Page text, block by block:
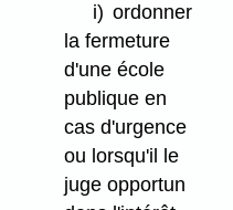
i) ordonner
la fermeture
d'une école
publique en
cas d'urgence
ou lorsqu'il le
juge opportun